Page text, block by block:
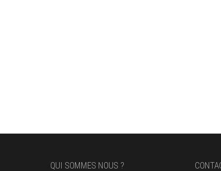
QUI SOMMES NOUS ?